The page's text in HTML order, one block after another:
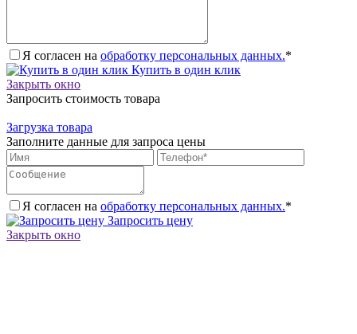
Я согласен на обработку персональных данных.*
Купить в один клик
Закрыть окно
Запросить стоимость товара
Загрузка товара
Заполните данные для запроса цены
Я согласен на обработку персональных данных.*
Запросить цену
Закрыть окно